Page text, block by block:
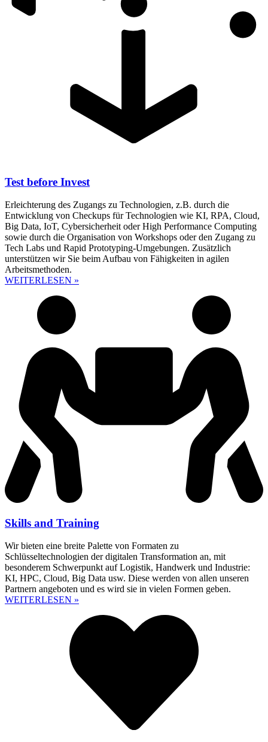
Test before Invest
Erleichterung des Zugangs zu Technologien, z.B. durch die
Entwicklung von Checkups für Technologien wie KI, RPA, Cloud,
Big Data, IoT, Cybersicherheit oder High Performance Computing
sowie durch die Organisation von Workshops oder den Zugang zu
Tech Labs und Rapid Prototyping-Umgebungen. Zusätzlich
unterstützen wir Sie beim Aufbau von Fähigkeiten in agilen
Arbeitsmethoden.
WEITERLESEN »
Skills and Training
Wir bieten eine breite Palette von Formaten zu
Schlüsseltechnologien der digitalen Transformation an, mit
besonderem Schwerpunkt auf Logistik, Handwerk und Industrie:
KI, HPC, Cloud, Big Data usw. Diese werden von allen unseren
Partnern angeboten und es wird sie in vielen Formen geben.
WEITERLESEN »